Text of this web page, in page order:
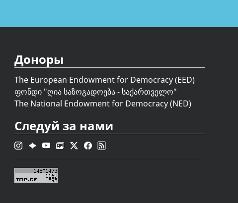
Доноры
The European Endowment for Democracy (EED)
ფონდი "ღია საზოგადოება - საქართველო"
The National Endowment for Democracy (NED)
Следуй за нами